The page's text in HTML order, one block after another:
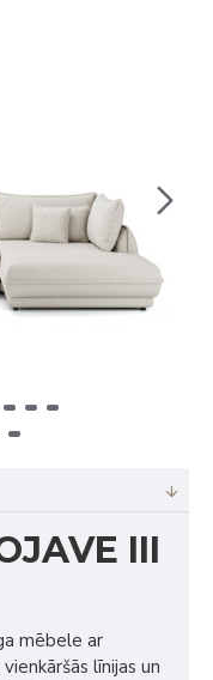
III
mēbele ar
līnijas un